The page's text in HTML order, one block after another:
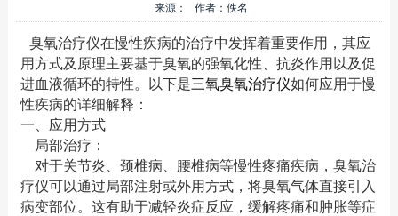
来源： 作者：佚名
臭氧治疗仪在慢性疾病的治疗中发挥着重要作用，其应
用方式及原理主要基于臭氧的强氧化性、抗炎作用以及促
进血液循环的特性。以下是三氧臭氧治疗仪如何应用于慢
性疾病的详细解释：
一、应用方式
局部治疗：
对于关节炎、颈椎病、腰椎病等慢性疼痛疾病，臭氧治
疗仪可以通过局部注射或外用方式，将臭氧气体直接引入
病变部位。这有助于减轻炎症反应，缓解疼痛和肿胀等症